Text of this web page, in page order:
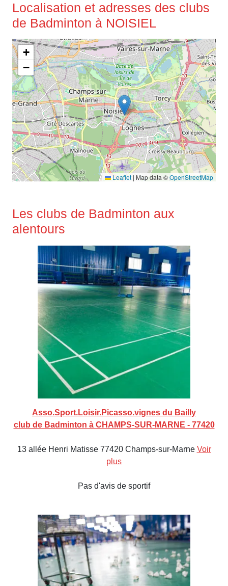
Localisation et adresses des clubs
de Badminton à NOISIEL
+
−
Leaflet | Map data ©OpenStreetMap
Les clubs de Badminton aux
alentours
Asso.Sport.Loisir.Picasso.vignes du Bailly
club de Badminton à CHAMPS-SUR-MARNE - 77420
13 allée Henri Matisse 77420 Champs-sur-Marne Voir
plus
Pas d'avis de sportif